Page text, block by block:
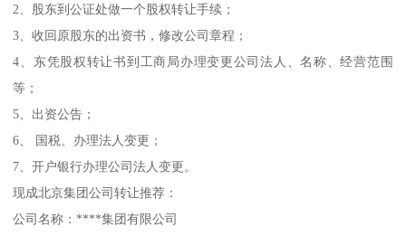
2、股东到公证处做一个股权转让手续；
3、收回原股东的出资书，修改公司章程；
4、东凭股权转让书到工商局办理变更公司法人、名称、经营范围
等；
5、出资公告；
6、 国税、办理法人变更；
7、开户银行办理公司法人变更。
现成北京集团公司转让推荐：
公司名称：****集团有限公司